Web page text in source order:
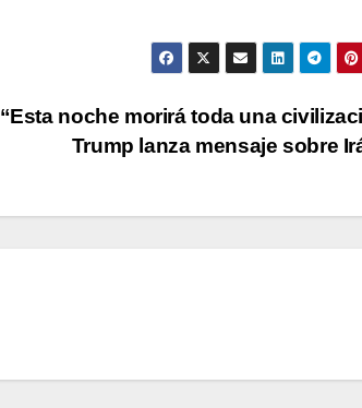
“Esta noche morirá toda una
Trump lanza mensaje sobre